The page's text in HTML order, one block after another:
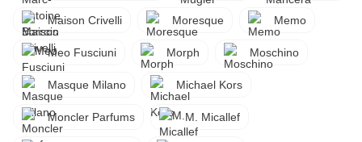
Maison Crivelli Moresque Memo
Meo Fusciuni Morph Moschino
Masque Milano Michael Kors
Moncler Parfums M. Micallef